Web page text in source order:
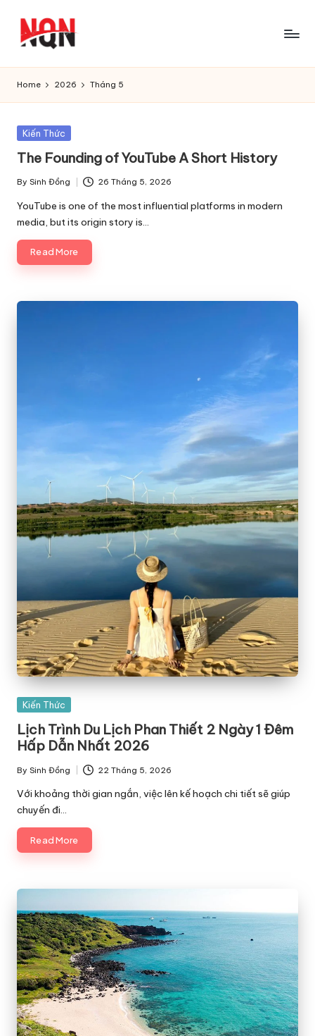
Home 2026 Tháng 5
Posted
Kiến Thức
The Founding of YouTube A Short History
Posted
by
By Sinh Đồng 26 Tháng 5, 2026
YouTube is one of the most influential platforms in modern
media, but its origin story is…
Read More
Posted
Kiến Thức
Lịch Trình Du Lịch Phan Thiết 2 Ngày 1 Đêm
Hấp Dẫn Nhất 2026
Posted
by
By Sinh Đồng 22 Tháng 5, 2026
Với khoảng thời gian ngắn, việc lên kế hoạch chi tiết sẽ giúp
chuyến đi…
Read More